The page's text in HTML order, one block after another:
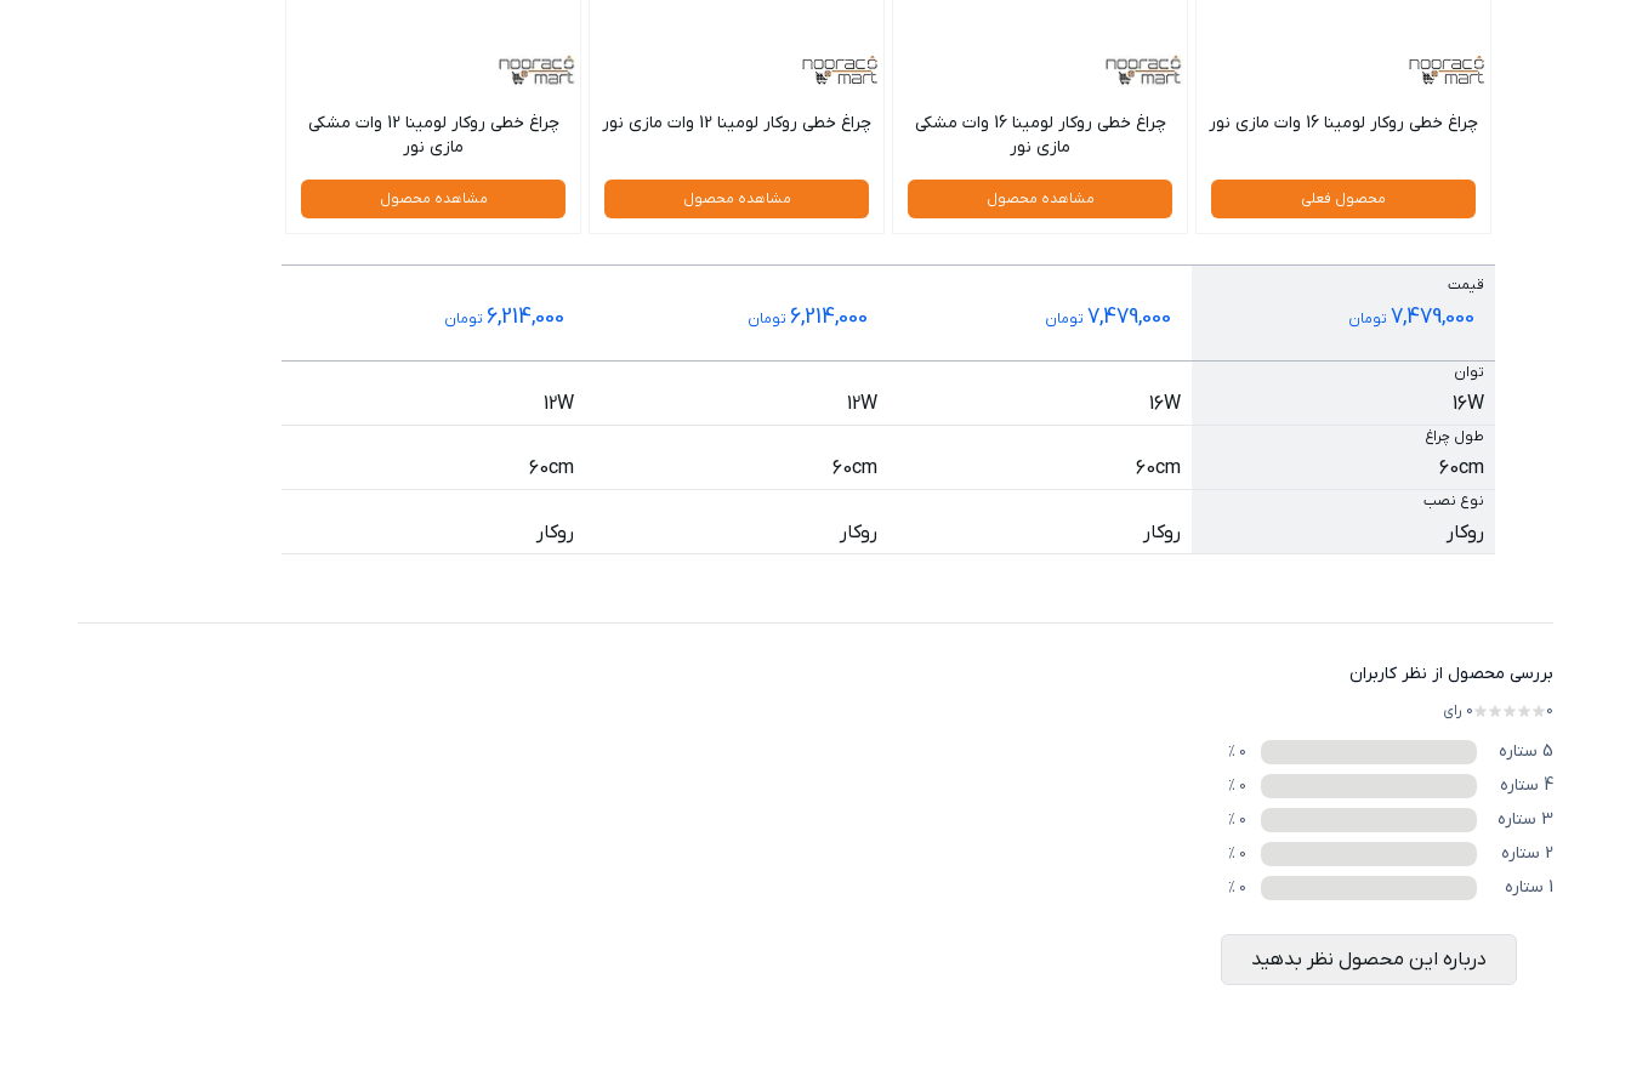
چراغ خطی روکار لومینا 16 وات مازی نور
محصول فعلی
چراغ خطی روکار لومینا 16 وات مشکی
مازی نور
مشاهده محصول
چراغ خطی روکار لومینا 12 وات مازی نور
مشاهده محصول
چراغ خطی روکار لومینا 12 وات مشکی
مازی نور
مشاهده محصول
قیمت
7,479,000 تومان 7,479,000 تومان 6,214,000 تومان 6,214,000 تومان
توان
16W
16W
12W
12W
طول چراغ
60cm
60cm
60cm
60cm
نوع نصب
روكار روكار روكار روكار
بررسی محصول از نظر کاربران
0
0 رای
5 ستاره 0
%
4 ستاره 0
%
3 ستاره 0
%
2 ستاره 0
%
1 ستاره 0
%
درباره این محصول نظر بدهید